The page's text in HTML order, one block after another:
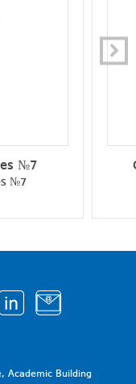
№7
№7
Academic Building